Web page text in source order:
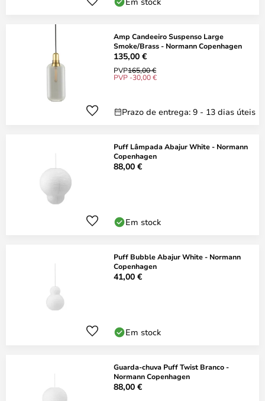
Amp Candeeiro Suspenso Large
Smoke/Brass - Normann Copenhagen
135,00 €
PVP165,00 €
PVP -30,00 €
Prazo de entrega: 9 - 13 dias úteis
Puff Lâmpada Abajur White - Normann
Copenhagen
88,00 €
Em stock
Puff Bubble Abajur White - Normann
Copenhagen
41,00 €
Em stock
Guarda-chuva Puff Twist Branco -
Normann Copenhagen
88,00 €